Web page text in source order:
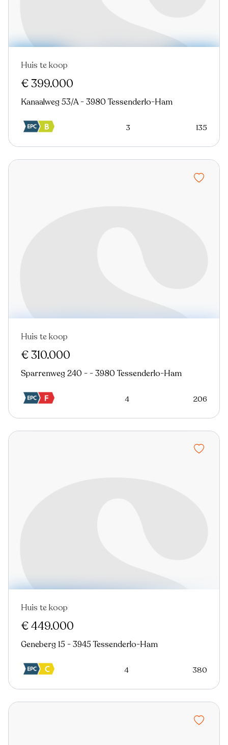
Huis te koop
€ 399.000
Kanaalweg 53/A - 3980 Tessenderlo-Ham
3 135
Huis te koop
€ 310.000
Sparrenweg 240 - - 3980 Tessenderlo-Ham
4 206
Huis te koop
€ 449.000
Geneberg 15 - 3945 Tessenderlo-Ham
4 380